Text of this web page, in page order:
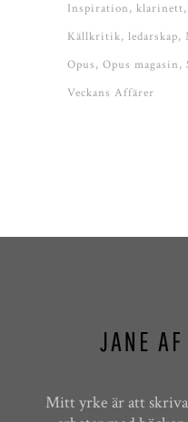
Inspiration klarinett
Källkritik ledarskap
Opus Opus magasin
Veckans Affärer
Mitt yrke är att